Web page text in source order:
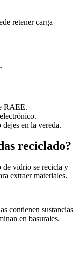
retener carga
RAEE.
en la vereda.
reciclado?
de vidrio se recicla y
extraer materiales.
contienen sustancias
en basurales.